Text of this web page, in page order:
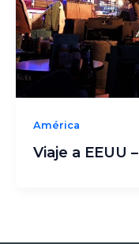
América
Viaje a EEUU